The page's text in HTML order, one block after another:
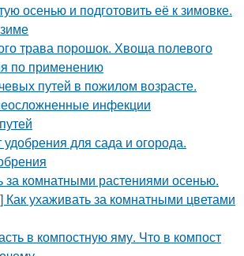
осенью и подготовить её к зимовке.
трава порошок. Хвоща полевого
по применению
путей в пожилом возрасте.
инфекции
для сада и огорода.
за комнатными растениями осенью.
Как ухаживать за комнатными цветами
в компостную яму. Что в компост